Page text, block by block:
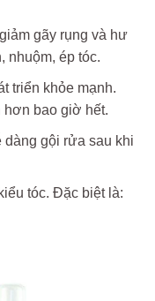
gãy rụng và hư
nhuộm, ép tóc.
triển khỏe mạnh.
hơn bao giờ hết.
gội rửa sau khi
tóc. Đặc biệt là: